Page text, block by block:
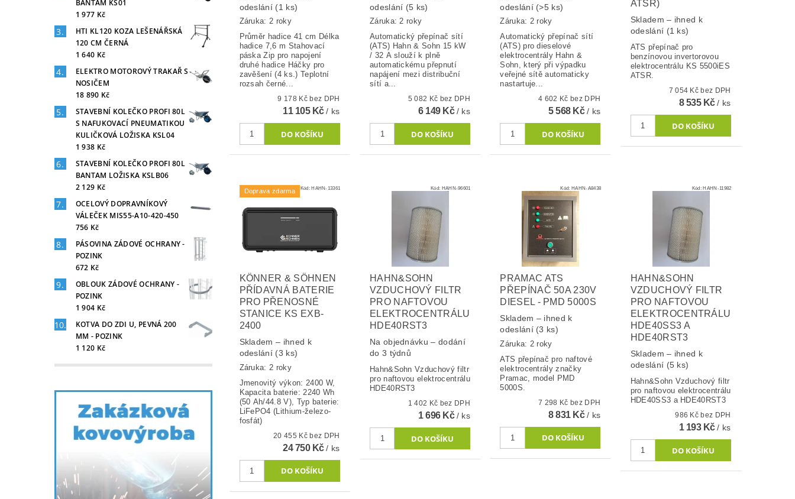
BANTAM KS01
1 977 Kč
HTI KL120 KOZA LEŠENÁŘSKÁ
120 CM ČERNÁ
1 640 Kč
ELEKTRO MOTOROVÝ TRAKAŘ S
NOSIČEM
18 890 Kč
STAVEBNÍ KOLEČKO PROFI 80L
S NAFUKOVACÍ PNEUMATIKOU
KULIČKOVÁ LOŽISKA KSL04
1 938 Kč
STAVEBNÍ KOLEČKO PROFI 80L
BANTAM LOŽISKA KSLB06
2 129 Kč
OCELOVÝ DOPRAVNÍKOVÝ
VÁLEČEK MIS55-A10-420-450
756 Kč
PÁSOVINA ZÁDOVÉ OCHRANY -
POZINK
672 Kč
OBLOUK ZÁDOVÉ OCHRANY -
POZINK
1 904 Kč
KOTVA DO ZDI U, PEVNÁ 200
MM - POZINK
1 120 Kč
odeslání (1 ks)
Záruka: 2 roky
Průměr hadice 41 cm Délka
hadice 7,6 m Stahovací
páska Zip pro napojení
druhé hadice Háčky pro
zavěšení (4 ks.) Teplotní
rozsah černé...
9 178 Kč bez DPH
11 105 Kč/ ks
odeslání (5 ks)
Záruka: 2 roky
Automatický přepínač sítí
(ATS) Hahn & Sohn 15 kW
/ 32 A slouží k plně
automatickému přepnutí
napájení mezi distribuční
sítí a...
5 082 Kč bez DPH
6 149 Kč/ ks
odeslání (>5 ks)
Záruka: 2 roky
Automatický přepínač sítí
(ATS) pro dieselové
elektrocentrály Hahn &
Sohn, který při výpadku
veřejné sítě automaticky
nastartuje...
4 602 Kč bez DPH
5 568 Kč/ ks
ATSR)
Skladem – ihned k
odeslání (1 ks)
ATS přepínač pro
benzínovou invertorovou
elektrocentrálu KS 5500iES
ATSR.
7 054 Kč bez DPH
8 535 Kč/ ks
Doprava zdarma Kód:HAHN-13361
KÖNNER & SÖHNEN
PŘÍDAVNÁ BATERIE
PRO PŘENOSNÉ
STANICE KS EXB-
2400
Skladem – ihned k
odeslání (3 ks)
Záruka: 2 roky
Jmenovitý výkon: 2400 W,
Kapacita baterie: 2240 Wh
(50 Ah/44.8 V), Typ baterie:
LiFePO4 (Lithium-železo-
fosfát)
20 455 Kč bez DPH
24 750 Kč/ ks
Kód: HAHN-96601
HAHN&SOHN
VZDUCHOVÝ FILTR
PRO NAFTOVOU
ELEKTROCENTRÁLU
HDE40RST3
Na objednávku – dodání
do 3 týdnů
Hahn&Sohn Vzduchový filtr
pro naftovou elektrocentrálu
HDE40RST3
1 402 Kč bez DPH
1 696 Kč/ ks
Kód: HAHN-A8438
PRAMAC ATS
PŘEPÍNAČ 50A 230V
DIESEL - PMD 5000S
Skladem – ihned k
odeslání (3 ks)
Záruka: 2 roky
ATS přepínač pro naftové
elektrocentrály značky
Pramac, model PMD
5000S.
7 298 Kč bez DPH
8 831 Kč/ ks
Kód:HAHN-11982
HAHN&SOHN
VZDUCHOVÝ FILTR
PRO NAFTOVOU
ELEKTROCENTRÁLU
HDE40SS3 A
HDE40RST3
Skladem – ihned k
odeslání (5 ks)
Hahn&Sohn Vzduchový filtr
pro naftovou elektrocentrálu
HDE40SS3 a HDE40RST3
986 Kč bez DPH
1 193 Kč/ ks